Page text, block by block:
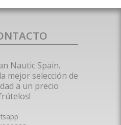
Nautic Spain.
mejor selección de
a un precio